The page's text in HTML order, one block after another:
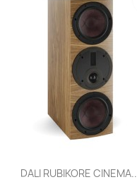
DALI RUBIKORE